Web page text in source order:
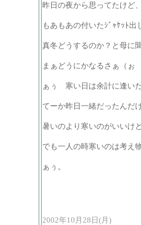
昨日の夜から思ってたけど
もあもあの付いたｼﾞｬｹｯﾄ出
真冬どうするのか？と母に
まぁどうにかなるさぁ（ぉ
ぁぅ 寒い日は余計に逢い
てーか昨日一緒だったんだ
暑いのより寒いのがいいけ
でも一人の時寒いのは考え
ぁぅ。
2002年10月28日(月)